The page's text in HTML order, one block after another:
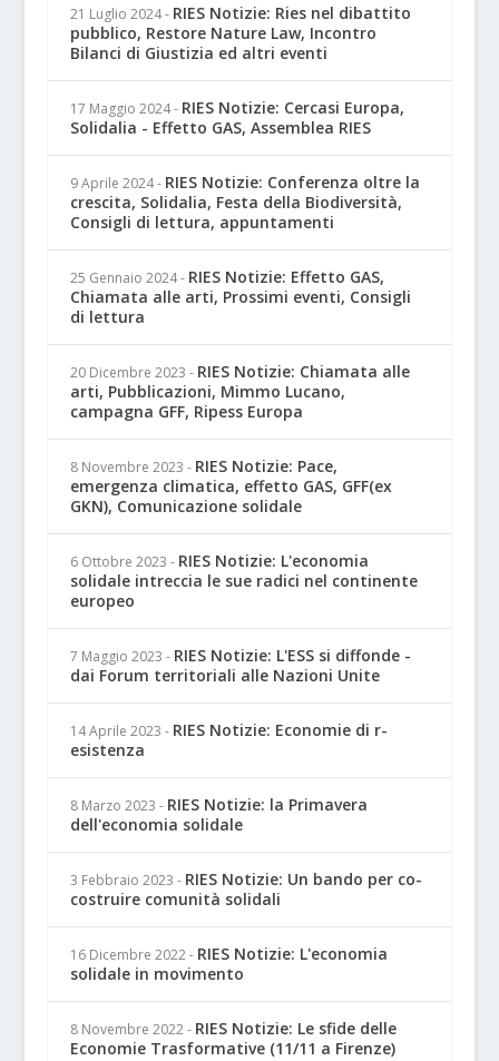
21 Luglio 2024 - RIES Notizie: Ries nel dibattito
pubblico, Restore Nature Law, Incontro
Bilanci di Giustizia ed altri eventi
17 Maggio 2024 - RIES Notizie: Cercasi Europa,
Solidalia - Effetto GAS, Assemblea RIES
9 Aprile 2024 - RIES Notizie: Conferenza oltre la
crescita, Solidalia, Festa della Biodiversità,
Consigli di lettura, appuntamenti
25 Gennaio 2024 - RIES Notizie: Effetto GAS,
Chiamata alle arti, Prossimi eventi, Consigli
di lettura
20 Dicembre 2023 - RIES Notizie: Chiamata alle
arti, Pubblicazioni, Mimmo Lucano,
campagna GFF, Ripess Europa
8 Novembre 2023 - RIES Notizie: Pace,
emergenza climatica, effetto GAS, GFF(ex
GKN), Comunicazione solidale
6 Ottobre 2023 - RIES Notizie: L'economia
solidale intreccia le sue radici nel continente
europeo
7 Maggio 2023 - RIES Notizie: L'ESS si diffonde -
dai Forum territoriali alle Nazioni Unite
14 Aprile 2023 - RIES Notizie: Economie di r-
esistenza
8 Marzo 2023 - RIES Notizie: la Primavera
dell'economia solidale
3 Febbraio 2023 - RIES Notizie: Un bando per co-
costruire comunità solidali
16 Dicembre 2022 - RIES Notizie: L'economia
solidale in movimento
8 Novembre 2022 - RIES Notizie: Le sfide delle
Economie Trasformative (11/11 a Firenze)